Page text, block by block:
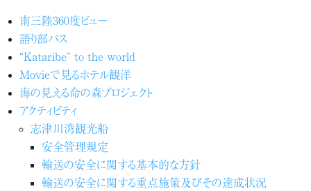
南三陸360度ビュー
語り部バス
“Kataribe” to the world
Movieで見るホテル観洋
海の見える命の森プロジェクト
アクティビティ
志津川湾観光船
安全管理規定
輸送の安全に関する基本的な方針
輸送の安全に関する重点施策及びその達成状況